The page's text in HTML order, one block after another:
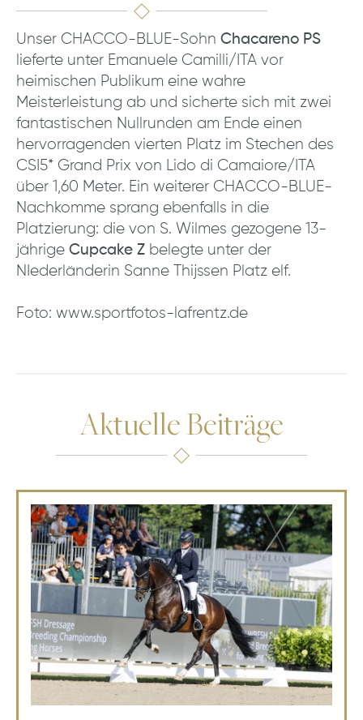
Unser CHACCO-BLUE-Sohn Chacareno PS
lieferte unter Emanuele Camilli/ITA vor
heimischen Publikum eine wahre
Meisterleistung ab und sicherte sich mit zwei
fantastischen Nullrunden am Ende einen
hervorragenden vierten Platz im Stechen des
CSI5* Grand Prix von Lido di Camaiore/ITA
über 1,60 Meter. Ein weiterer CHACCO-BLUE-
Nachkomme sprang ebenfalls in die
Platzierung: die von S. Wilmes gezogene 13-
jährige Cupcake Z belegte unter der
NIederländerin Sanne Thijssen Platz elf.
Foto: www.sportfotos-lafrentz.de
Aktuelle Beiträge